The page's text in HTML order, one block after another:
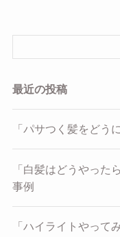
最近の投稿
「パサつく髪をどう
「白髪はどうやった
事例
「ハイライトやって